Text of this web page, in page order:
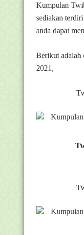
Kumpulan
sediakan
anda dapat
Berikut
2021,